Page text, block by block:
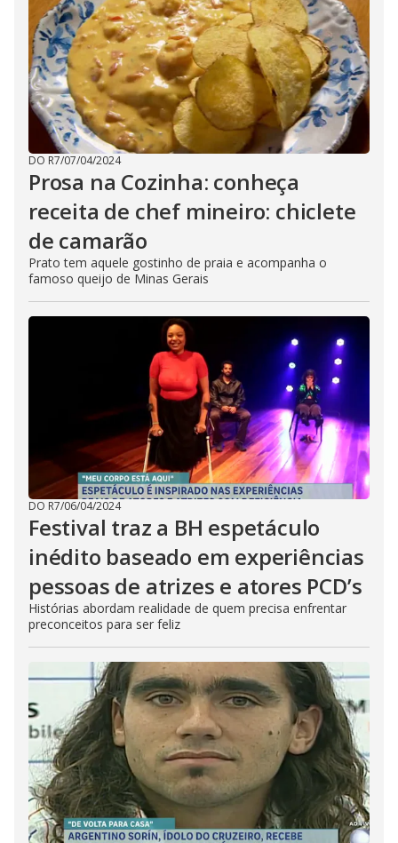
DO R7/07/04/2024
Prosa na Cozinha: conheça
receita de chef mineiro: chiclete
de camarão
Prato tem aquele gostinho de praia e acompanha o
famoso queijo de Minas Gerais
DO R7/06/04/2024
Festival traz a BH espetáculo
inédito baseado em experiências
pessoas de atrizes e atores PCD’s
Histórias abordam realidade de quem precisa enfrentar
preconceitos para ser feliz